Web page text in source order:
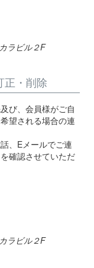
ラビル２F
正・削除
び、会員様がご自
望される場合の連
、Eメールでご連
確認させていただ
ラビル２F